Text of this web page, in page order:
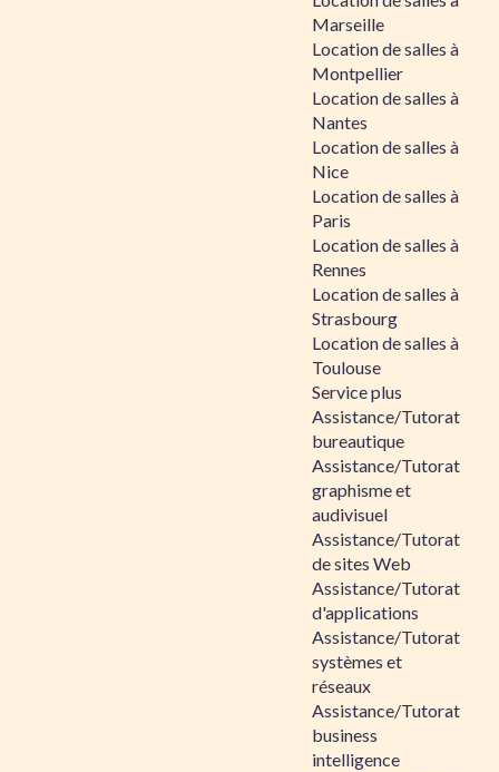
Marseille
Location de salles à
Montpellier
Location de salles à
Nantes
Location de salles à
Nice
Location de salles à
Paris
Location de salles à
Rennes
Location de salles à
Strasbourg
Location de salles à
Toulouse
Service plus
Assistance/Tutorat
bureautique
Assistance/Tutorat
graphisme et
audivisuel
Assistance/Tutorat
de sites Web
Assistance/Tutorat
d'applications
Assistance/Tutorat
systèmes et
réseaux
Assistance/Tutorat
business
intelligence